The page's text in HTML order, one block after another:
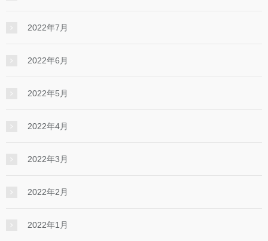
2022年7月
2022年6月
2022年5月
2022年4月
2022年3月
2022年2月
2022年1月